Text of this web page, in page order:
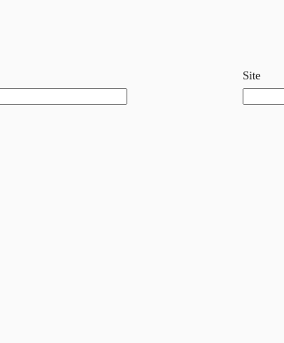
Site